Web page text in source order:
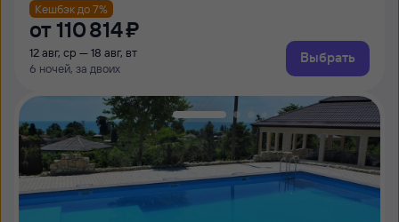
Кешбэк до 7%
от 110 ⁠814 ⁠₽
12 авг, ср — 18 авг, вт
6 ночей, за двоих
Выбрать